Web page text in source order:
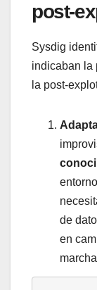
post-
Sysdig
indicaban la
la post-
de
en